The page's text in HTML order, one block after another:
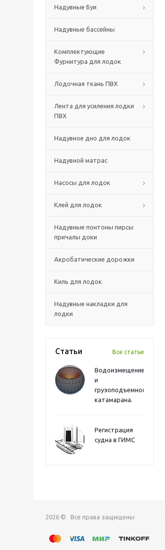
Надувные Буи
Надувные бассейны
Комплектующие
Фурнитура для лодок
Лодочная ткань ПВХ
Лента для усиления лодки
ПВХ
Надувное дно для лодок
Надувной матрас
Насосы для лодок
Клей для лодок
Надувные понтоны пирсы
причалы доки
Акробатические дорожки
Киль для лодок
Надувные накладки для
лодки
Статьи Все статьи
Водоизмещение
и
грузоподъемность
катамарана.
Регистрация
судна в ГИМС
2026 © Все права защищены